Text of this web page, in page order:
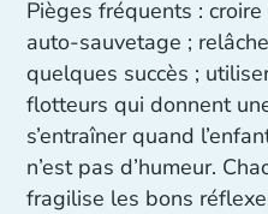
Pièges fréquents :
auto‑sauvetage ;
quelques succès ;
flotteurs qui donnent
s’entraîner quand
n’est pas d’humeur.
fragilise les bons